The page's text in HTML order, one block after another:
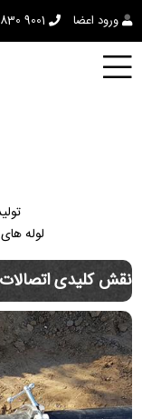
ورود اعضا 9001
لوله